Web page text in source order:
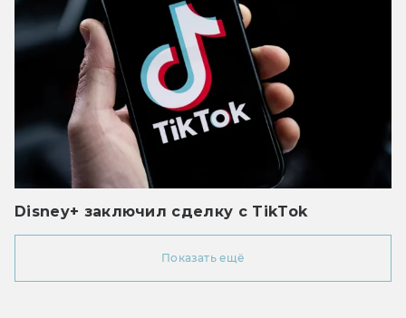
Disney+ заключил сделку с TikTok
Показать ещё